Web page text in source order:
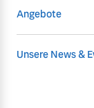
Angebote
Unsere News &